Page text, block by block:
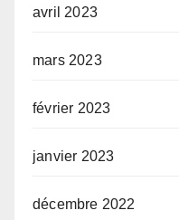
avril 2023
mars 2023
février 2023
janvier 2023
décembre 2022